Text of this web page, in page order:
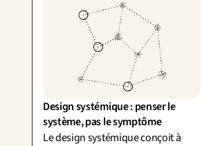
Design systémique : penser le
système, pas le symptôme
Le design systémique conçoit à